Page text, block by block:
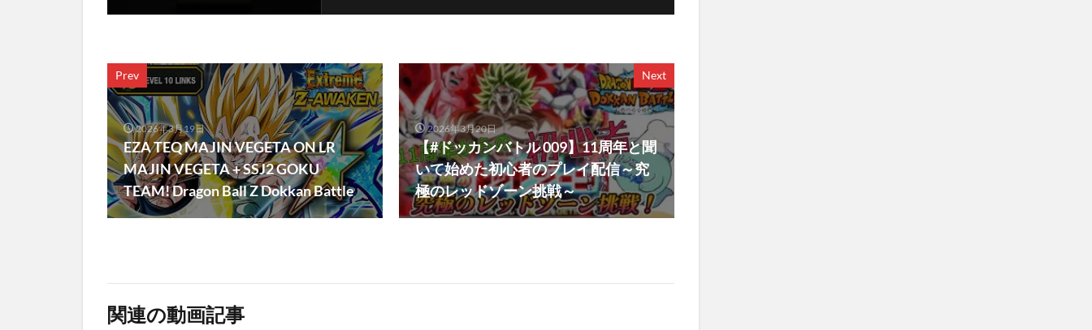
Prev
2026年3月19日
EZA TEQ MAJIN VEGETA ON LR
MAJIN VEGETA + SSJ2 GOKU
TEAM! Dragon Ball Z Dokkan Battle
Next
2026年3月20日
【#ドッカンバトル 009】11周年と聞
いて始めた初心者のプレイ配信～究
極のレッドゾーン挑戦～
関連の動画記事